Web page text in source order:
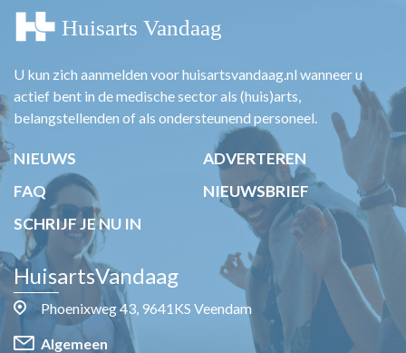
U kun zich aanmelden voor huisartsvandaag.nl wanneer u
actief bent in de medische sector als (huis)arts,
belangstellenden of als ondersteunend personeel.
NIEUWS
ADVERTEREN
FAQ
NIEUWSBRIEF
SCHRIJF JE NU IN
HuisartsVandaag
Phoenixweg 43, 9641KS Veendam
Algemeen